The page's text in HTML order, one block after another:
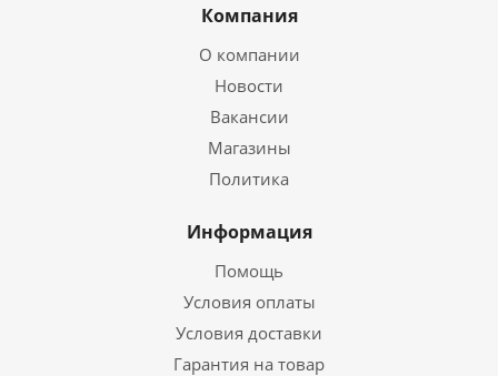
Компания
О компании
Новости
Вакансии
Магазины
Политика
Информация
Помощь
Условия оплаты
Условия доставки
Гарантия на товар